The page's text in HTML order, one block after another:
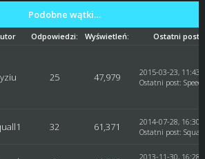
Podobne wątki…
Odpowiedzi: Wyświetleń: Ostatni post
25 47,979
2015-03-23,
Ostatni post: Speed
32 61,371
2014-07-28,
Ostatni post:
2013-11-30,